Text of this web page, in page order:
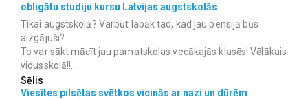
obligātu studiju kursu Latvijas augstskolās
Tikai augstskolā? Varbūt labāk tad, kad jau pensijā būs
aizgājuši?
To var sākt mācīt jau pamatskolas vecākajās klasēs! Vēlākais
vidusskolā!!...
Sēlis
Viesītes pilsētas svētkos vicinās ar nazi un dūrēm